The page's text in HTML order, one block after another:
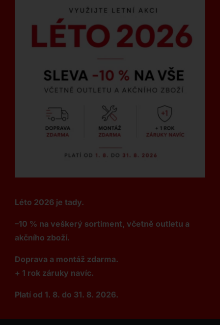
Léto 2026 je tady.
–10 % na veškerý sortiment, včetně outletu a
akčního zboží.
Doprava a montáž zdarma.
+ 1 rok záruky navíc.
Platí od 1. 8. do 31. 8. 2026.